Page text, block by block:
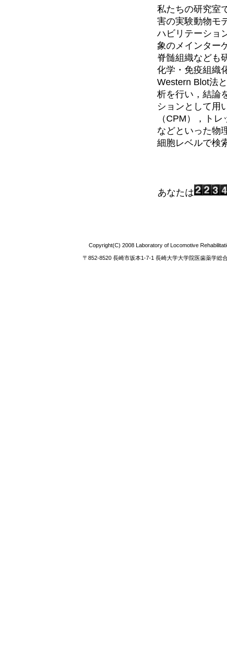
私たちの研究室
害の実験動物モ
ハビリテーショ
象のメインター
脊髄組織なども
化学・免疫組織
Western Blot法
析を行い，結論
ションとして用
（CPM），ト
などといった物
細胞レベルで検
あなたは
Copyright(C) 2008 Laboratory of Locomotive
〒852-8520 長崎市坂本1-7-1 長崎大学大学院医歯薬学